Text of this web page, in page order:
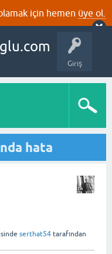
için hemen üye ol.
Giriş
hata
serthat54 tarafından